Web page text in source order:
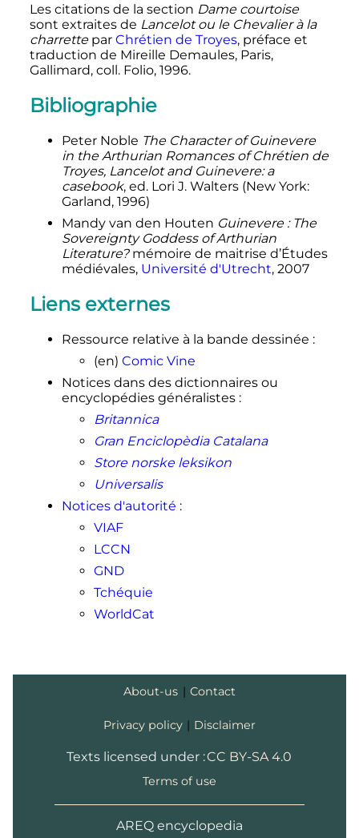
Yder, DS Brewer,p. 18
↑Manuel Aguirre, “Life, Crown and
Queen: Gertrude and the Theme of
Sovereignty”, The Review of English
Studies 47 (1996): 163-74, at 171.
↑Georgianna Ziegler,
Characterization of Guinevere in
Romance , diss., U of Pennsylvania,
1974 (Ann Arbor, Michigan:
University Microfilms International,
1982) 183-4
Tom P. Cross et Clark Harris Slover
(traducteurs et éditeurs)The Tragic
Death of Cu Roi Mac Dairi, Ancient
Irish Tales, New York: Henry Holt &
Co., 1936 328-32.
(en)
of Minor Planet Names – (2483)
Heidelberg,2007, 992 p. (ISBN978-3-
540-00238-3, DOI 10.1007/978-3-540-
29925-7_2484
Guinevere »,p. 202.
↑(en) « (613) Ginevra », dans
Dictionary of Minor Planet Names
Springer,2007 (ISBN978-3-540-29925-7
10.1007/978-3-540-29925-7_614
ligne),p. 62–62
Les citations de la section Dame courtoise
sont extraites de Lancelot ou le Chevalier à la
charrettepar Chrétien de Troyes, préface et
traduction de Mireille Demaules, Paris,
Gallimard, coll. Folio, 1996.
Bibliographie
Peter Noble The Character of Guinevere
in the Arthurian Romances of Chrétien de
Troyes, Lancelot and Guinevere: a
casebook, ed. Lori J. Walters (New York:
Garland, 1996)
Mandy van den Houten Guinevere : The
Sovereignty Goddess of Arthurian
Literature?mémoire de maitrise d’Études
médiévales, Université d'Utrecht, 2007
Liens externes
Ressource relative à la bande dessinée :
(en) Comic Vine
Notices dans des dictionnaires ou
encyclopédies généralistes:
Britannica
Gran Enciclopèdia Catalana
Store norske leksikon
Universalis
Notices d'autorité :
VIAF
LCCN
GND
Tchéquie
WorldCat
About-us Contact
Privacy policy | Disclaimer
Texts licensed under :CC BY-SA 4.0
Terms of use
AREQ encyclopedia